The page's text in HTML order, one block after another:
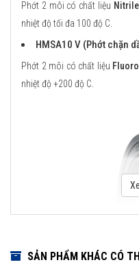
Phớt 2 môi có chất liệu
nhiệt độ tối đa 100 độ C.
HMSA10 V (Phớt chặn
Phớt 2 môi có chất liệu
nhiệt độ +200 độ C.
SẢN PHẨM KHÁC CÓ